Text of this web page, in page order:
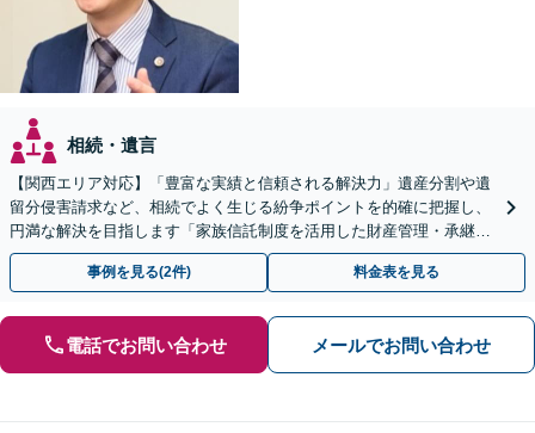
相続・遺言
【関西エリア対応】「豊富な実績と信頼される解決力」遺産分割や遺
留分侵害請求など、相続でよく生じる紛争ポイントを的確に把握し、
円満な解決を目指します「家族信託制度を活用した財産管理・承継プ
ランのご提案」「次世代へ想いを託す円滑な事業承継」
事例を見る(2件) 料金表を見る
電話でお問い合わせ メールでお問い合わせ